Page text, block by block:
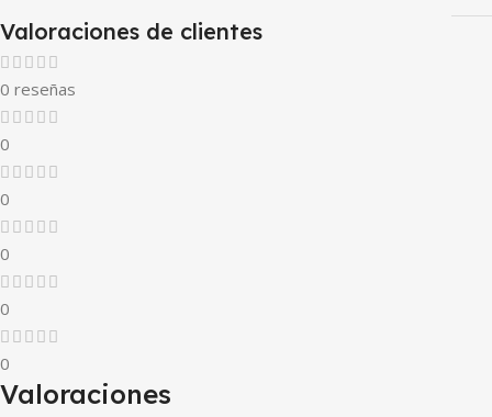
Valoraciones de clientes
0 reseñas
0
0
0
0
0
Valoraciones